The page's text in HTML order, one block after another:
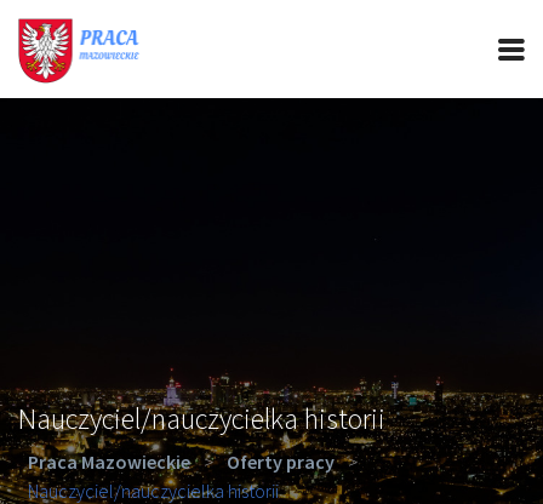
Nauczyciel/nauczycielka historii
Praca Mazowieckie > Oferty pracy >
Nauczyciel/nauczycielka historii